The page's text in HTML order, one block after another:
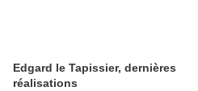
Edgard le Tapissier, dernières
réalisations